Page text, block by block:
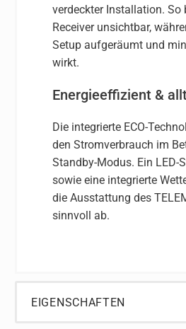
verdeckter Installation. So
Receiver unsichtbar,
Setup aufgeräumt und
wirkt.
Energieeffizient &
Die integrierte ECO-
den Stromverbrauch im
Standby-Modus. Ein LED-
sowie eine integrierte
die Ausstattung des
sinnvoll ab.
EIGENSCHAFTEN